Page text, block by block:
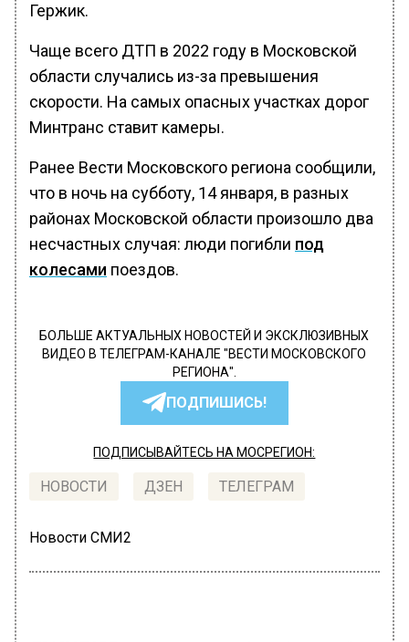
Гержик.
Чаще всего ДТП в 2022 году в Московской
области случались из-за превышения
скорости. На самых опасных участках дорог
Минтранс ставит камеры.
Ранее Вести Московского региона сообщили,
что в ночь на субботу, 14 января, в разных
районах Московской области произошло два
несчастных случая: люди погибли под
колесами поездов.
БОЛЬШЕ АКТУАЛЬНЫХ НОВОСТЕЙ И ЭКСКЛЮЗИВНЫХ
ВИДЕО В ТЕЛЕГРАМ-КАНАЛЕ "ВЕСТИ МОСКОВСКОГО
РЕГИОНА".
ПОДПИШИСЬ!
ПОДПИСЫВАЙТЕСЬ НА МОСРЕГИОН:
НОВОСТИ ДЗЕН ТЕЛЕГРАМ
Новости СМИ2